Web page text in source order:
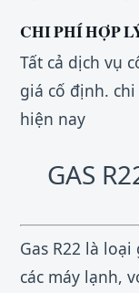
CHI PHÍ HỢP
Tất cả dịch vụ
giá cố định.
hiện nay
GAS
Gas R22 là
các máy lạnh,